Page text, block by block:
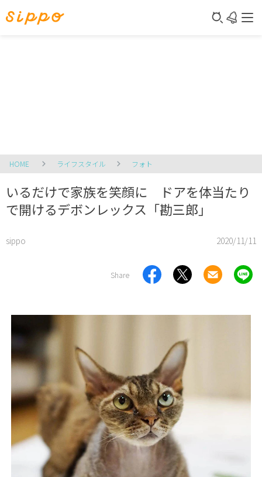
HOME ライフスタイル フォト
いるだけで家族を笑顔に ドアを体当たり
で開けるデボンレックス「勘三郎」
sippo 2020/11/11
Share